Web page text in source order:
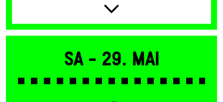
Sa - 29. Mai